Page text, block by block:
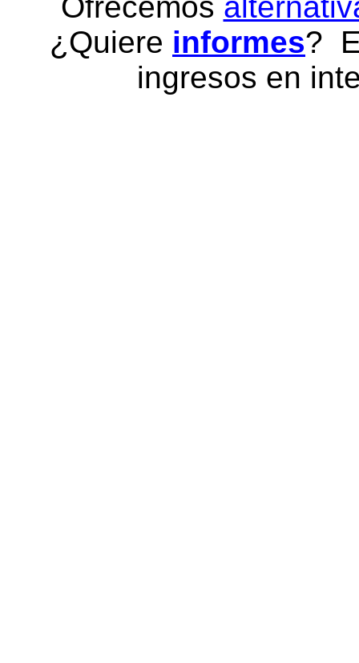
¿Quiere informes?
ingresos en